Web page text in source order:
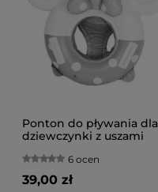
Ponton do pływania dla
dziewczynki z uszami
6 ocen
39,00 zł